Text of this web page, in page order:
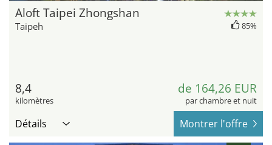
Aloft Taipei Zhongshan
Taipeh 85%
8,4
kilomètres
de 164,26 EUR
par chambre et nuit
Détails Montrer l'offre